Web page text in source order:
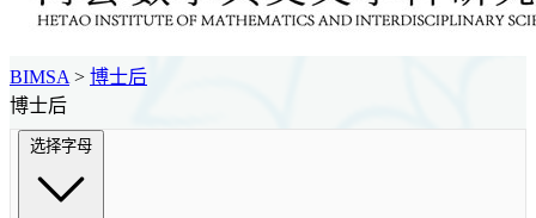
BIMSA > 博士后
博士后
选择字母